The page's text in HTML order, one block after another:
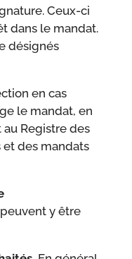
Ceux-ci
dans le mandat.
désignés
en cas
le mandat, en
au Registre des
des mandats
y être